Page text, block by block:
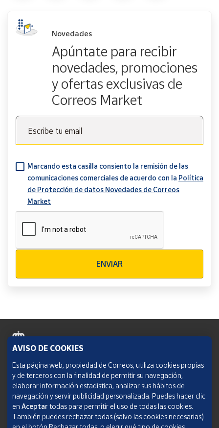
Novedades
Apúntate para recibir
novedades, promociones
y ofertas exclusivas de
Correos Market
Escribe tu email
Marcando esta casilla consiento la remisión de las
comunicaciones comerciales de acuerdo con la Política
de Protección de datos Novedades de Correos
Market
ENVIAR
Política de cookies
Aviso legal
Condiciones del servicio
Política de Privacidad Web
AVISO DE COOKIES
Esta página web, propiedad de Correos, utiliza cookies propias
y de terceros con la finalidad de permitir su navegación,
elaborar información estadística, analizar sus hábitos de
navegación y servir publicidad personalizada. Puedes hacer clic
en Aceptar todas para permitir el uso de todas las cookies.
También puedes rechazar todas (salvo las cookies necesarias)